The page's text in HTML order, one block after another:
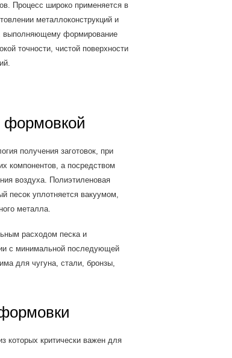
Процесс широко применяется в
металлоконструкций и
выполняющему формирование
точности, чистой поверхности
формовкой
получения заготовок, при
компонентов, а посредством
воздуха. Полиэтиленовая
песок уплотняется вакуумом,
металла.
расходом песка и
с минимальной последующей
для чугуна, стали, бронзы,
которых критически важен для